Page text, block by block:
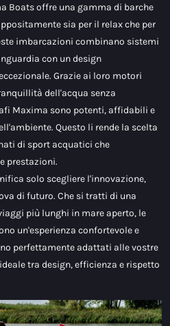
Boats offre una gamma di barche
sia per il relax che per
imbarcazioni combinano sistemi
con un design
Grazie ai loro motori
dell'acqua senza
Maxima sono potenti, affidabili e
Questo li rende la scelta
di sport acquatici che
prestazioni.
solo scegliere l'innovazione,
di futuro. Che si tratti di una
più lunghi in mare aperto, le
un'esperienza confortevole e
perfettamente adattati alle vostre
tra design, efficienza e rispetto